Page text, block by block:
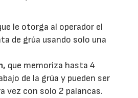
le otorga al operador el
de grúa usando solo una
que memoriza hasta 4
de la grúa y pueden ser
vez con solo 2 palancas.